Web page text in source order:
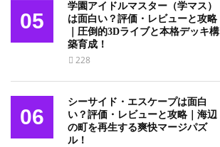
05
学園アイドルマスター（学マス）
は面白い？評価・レビューと攻略
｜圧倒的3Dライブと本格デッキ構
築育成！
228
06
シーサイド・エスケープは面白
い？評価・レビューと攻略｜海辺
の町を再生する爽快マージパズ
ル！